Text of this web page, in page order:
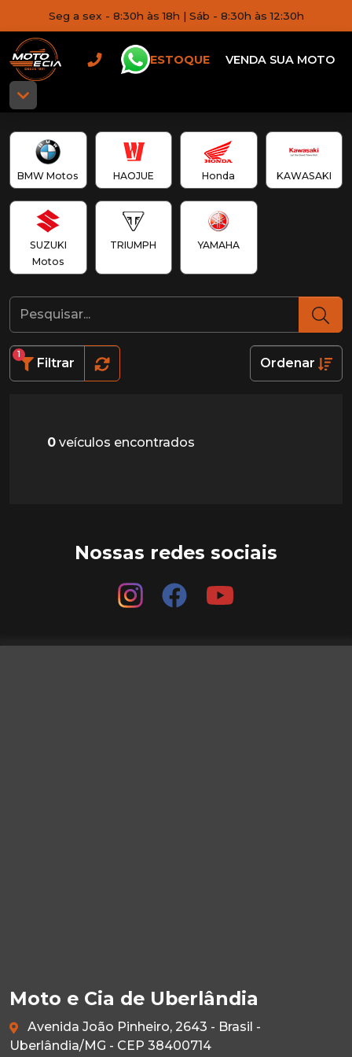
Seg a sex - 8:30h às 18h | Sáb - 8:30h às 12:30h
ESTOQUE VENDA SUA MOTO
BMW Motos HAOJUE Honda KAWASAKI
SUZUKI
Motos
TRIUMPH YAMAHA
Filtrar
1
Ordenar
0 veículos encontrados
Nossas redes sociais
Moto e Cia de Uberlândia
Avenida João Pinheiro, 2643 - Brasil -
Uberlândia/MG - CEP 38400714